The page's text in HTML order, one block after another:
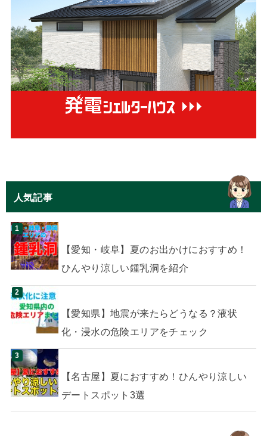
人気記事
【愛知・岐阜】夏のお出かけにおすすめ！
ひんやり涼しい鍾乳洞を紹介
【愛知県】地震が来たらどうなる？液状
化・浸水の危険エリアをチェック
【名古屋】夏におすすめ！ひんやり涼しい
デートスポット3選